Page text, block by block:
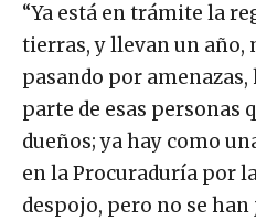
“Ya está en trámite la
tierras, y llevan un año,
pasando por
parte de esas personas
dueños; ya hay como
en la Procuraduría por
despojo, pero no se